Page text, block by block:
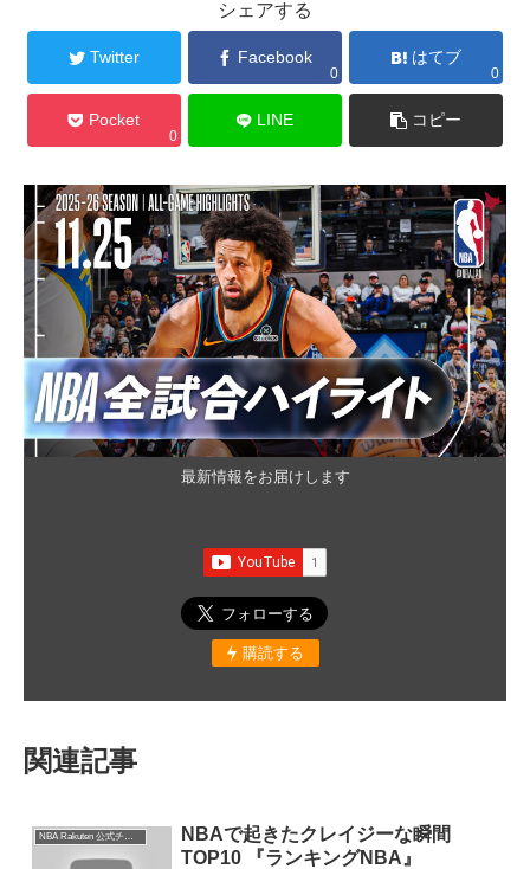
シェアする
Twitter Facebook
0
はてブ
0
Pocket
0
LINE コピー
最新情報をお届けします
購読する
関連記事
NBA Rakuten 公式チャンネル
NBAで起きたクレイジーな瞬間
TOP10 『ランキングNBA』